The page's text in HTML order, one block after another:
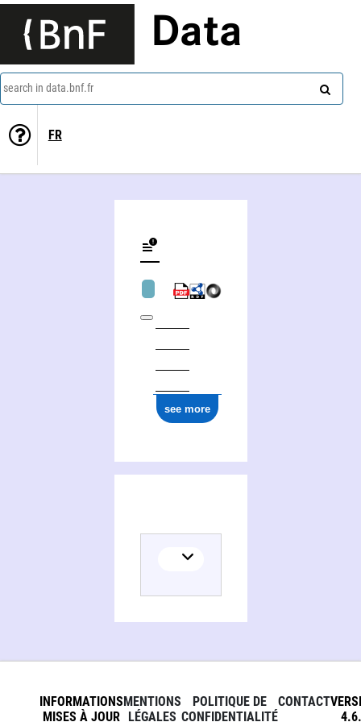
Data
search in data.bnf.fr
FR
see more
INFORMATIONS
MISES À JOUR
MENTIONS
LÉGALES
POLITIQUE DE
CONFIDENTIALITÉ
CONTACT